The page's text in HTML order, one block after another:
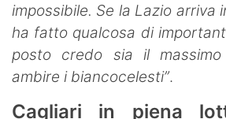
impossibile. Se la Lazio arriva
ha fatto qualcosa di
posto credo sia il
ambire i biancocelesti”.
Cagliari in piena